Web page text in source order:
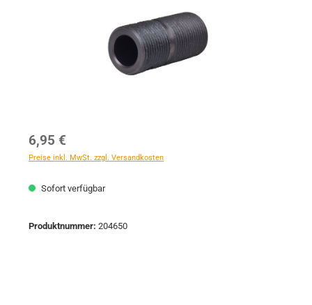
Regulärer Preis:
6,95 €
Preise inkl. MwSt. zzgl. Versandkosten
Sofort verfügbar
Produktnummer: 204650